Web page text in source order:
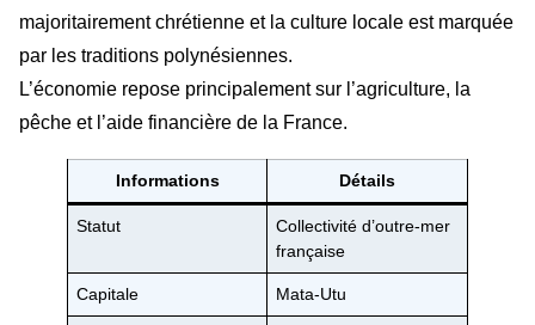
majoritairement chrétienne et la culture locale est marquée
par les traditions polynésiennes.
L’économie repose principalement sur l’agriculture, la
pêche et l’aide financière de la France.
Informations Détails
Statut
Collectivité d’outre-mer
française
Capitale Mata-Utu